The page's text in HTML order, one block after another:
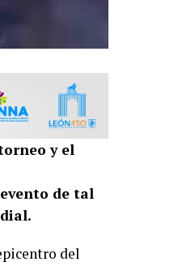
y el
de tal
del